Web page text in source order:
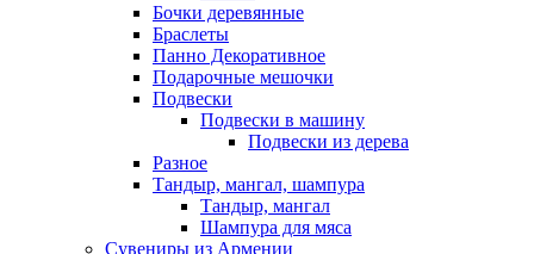
Бочки деревянные
Браслеты
Панно Декоративное
Подарочные мешочки
Подвески
Подвески в машину
Подвески из дерева
Разное
Тандыр, мангал, шампура
Тандыр, мангал
Шампура для мяса
Сувениры из Армении